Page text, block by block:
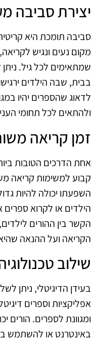
יצירת סביבה
סביבה תומכת היא
מקום נעים ונגיש
שמתאימים לכל גיל.
בבית, שבה הילדים
לדאוג שהספרים יהיו
ולהתאים לכל תחומי
זמן קריאה
אחת הדרכים הטובות
קבוע למשימות קריאה
השפעתו יכולה להיות
הילדים או לקרוא
הקשר בין ההורים
הקריאה ועל ההנאה
שילוב
בעידן הדיגיטלי, ניתן
אפליקציות וספרים
ומגוונת לספרים. הורים
באינטרנט או להשתמש